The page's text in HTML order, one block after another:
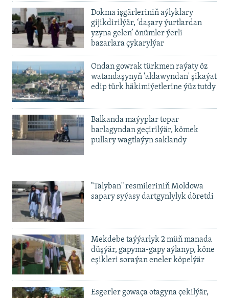
Dokma işgärleriniň aýlyklary
gijikdirilýär, ‘daşary ýurtlardan
yzyna gelen’ önümler ýerli
bazarlara çykarylýar
Ondan gowrak türkmen raýaty öz
watandaşynyň 'aldawyndan' şikaýat
edip türk häkimiýetlerine ýüz tutdy
Balkanda maýyplar topar
barlagyndan geçirilýär, kömek
pullary wagtlaýyn saklandy
"Talyban" resmileriniň Moldowa
sapary syýasy dartgynlylyk döretdi
Mekdebe taýýarlyk 2 müň manada
düşýär, gapyma-gapy aýlanyp, köne
eşikleri soraýan eneler köpelýär
Esgerler gowaça otagyna çekilýär,